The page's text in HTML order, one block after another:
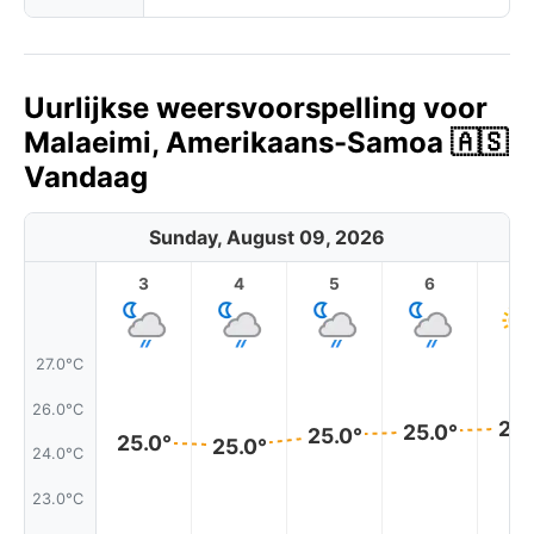
Uurlijkse weersvoorspelling voor
Malaeimi, Amerikaans-Samoa 🇦🇸
Vandaag
Sunday, August 09, 2026
27.0°C
26.0°C
24.0°C
23.0°C
3
25.0°
4
25.0°
5
25.0°
6
25.0°